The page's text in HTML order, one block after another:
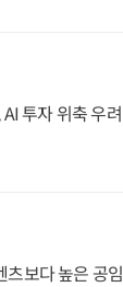
투자 위축 우려
츠보다 높은 공임